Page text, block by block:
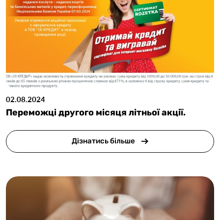
02.08.2024
Переможці другого місяця літньої акції.
Дізнатись більше